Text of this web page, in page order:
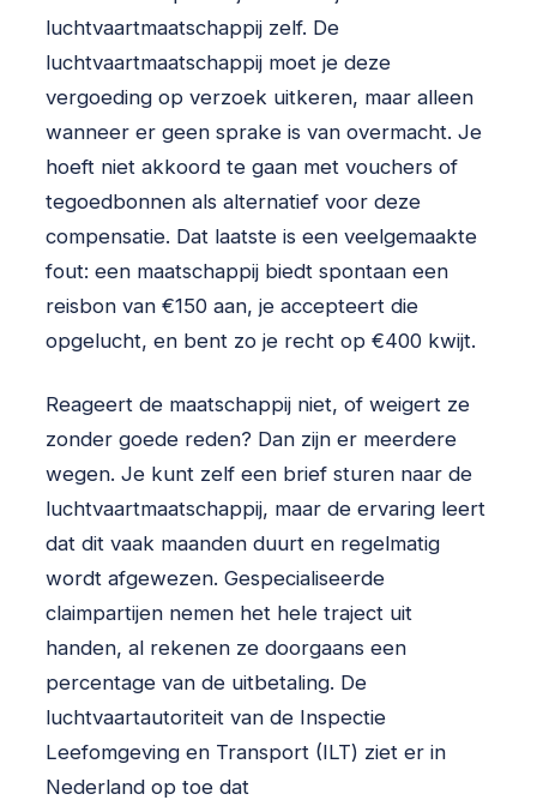
luchtvaartmaatschappij zelf. De
luchtvaartmaatschappij moet je deze
vergoeding op verzoek uitkeren, maar alleen
wanneer er geen sprake is van overmacht. Je
hoeft niet akkoord te gaan met vouchers of
tegoedbonnen als alternatief voor deze
compensatie. Dat laatste is een veelgemaakte
fout: een maatschappij biedt spontaan een
reisbon van €150 aan, je accepteert die
opgelucht, en bent zo je recht op €400 kwijt.
Reageert de maatschappij niet, of weigert ze
zonder goede reden? Dan zijn er meerdere
wegen. Je kunt zelf een brief sturen naar de
luchtvaartmaatschappij, maar de ervaring leert
dat dit vaak maanden duurt en regelmatig
wordt afgewezen. Gespecialiseerde
claimpartijen nemen het hele traject uit
handen, al rekenen ze doorgaans een
percentage van de uitbetaling. De
luchtvaartautoriteit van de Inspectie
Leefomgeving en Transport (ILT) ziet er in
Nederland op toe dat